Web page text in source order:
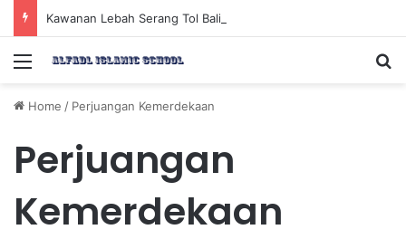
Menu
Home / Perjuangan Kemerdekaan
Perjuangan
Kemerdekaan